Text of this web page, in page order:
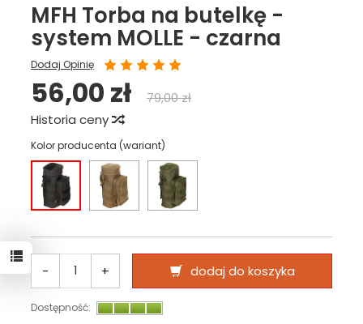
MFH Torba na butelkę -
system MOLLE - czarna
Dodaj Opinię
56,00 zł
79,00 zł
Historia ceny
Kolor producenta (wariant)
- + dodaj do koszyka
Dostępność: